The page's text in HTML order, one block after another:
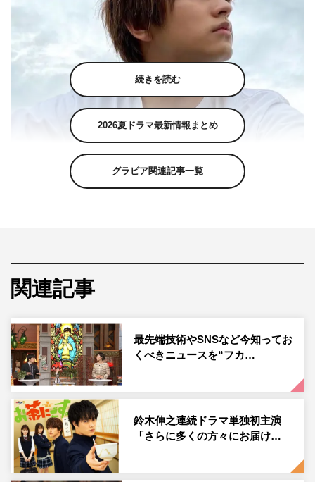
し、写真を公開した。
歳の瀬戸利樹もよろしくお願いします！ そして、ドラマ
「お茶にごす。」の地上波放送も本日の深夜から始まりま
す。よろしくお願いします！写真は「お茶にごす。」撮影
当時の写真です」のコメントとともに、横顔ショットを投
稿した。
この投稿にフォロワーからは「誕生日おめでとうございま
す！！」「おめでとう 素敵な1年にしてね」「おめでと
続きを読む
2026夏ドラマ最新情報まとめ
グラビア関連記事一覧
関連記事
最先端技術やSNSなど今知ってお
くべきニュースを“フカ…
鈴木伸之連続ドラマ単独初主演
「さらに多くの方々にお届け…